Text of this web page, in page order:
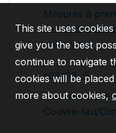
Mesures à
Fermeture des
universites
s03q03__5
Mesures à
Couvre-feu/
This site uses
give you the best
continue to navigate
cookies will be
more about cookies,